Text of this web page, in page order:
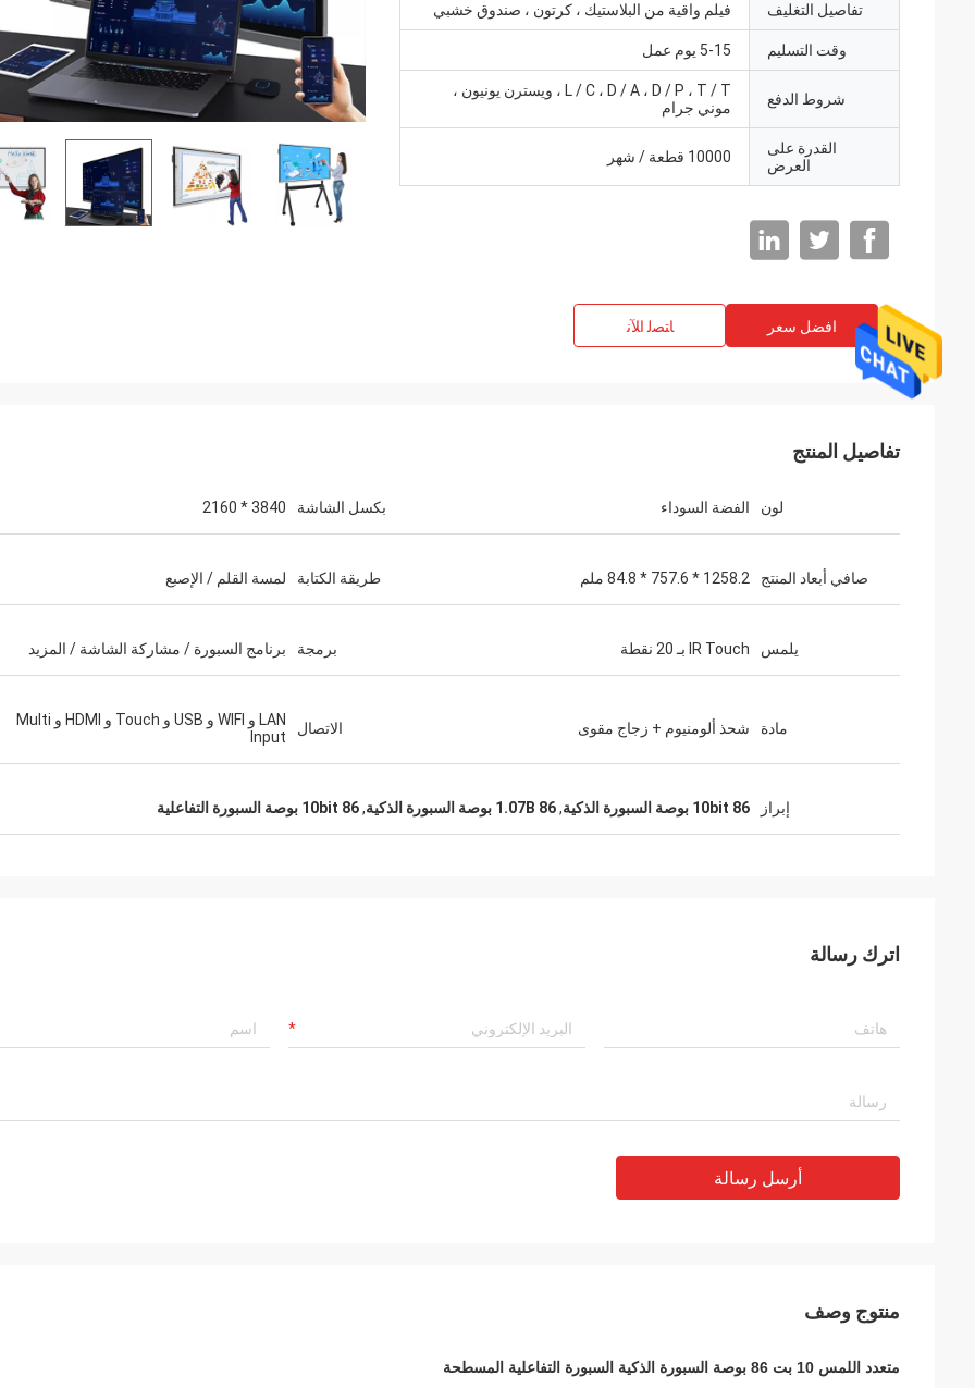
بالمنتج ... أبحث عن مقدمة لمزيد من
تفاصيل التغليف فيلم واقية من البلاستيك ، كرتون ، صندوق خشبي
وقت التسليم 5-15 يوم عمل
شروط الدفع
L / C ، D / A ، D / P ، T / T ، ويسترن يونيون ،
موني جرام
القدرة على
العرض
10000 قطعة / شهر
افضل سعر ﺎﺘﺼﻟ ﺍﻶﻧ
تفاصيل المنتج
لون الفضة السوداء بكسل الشاشة 3840 * 2160
صافي أبعاد المنتج 1258.2 * 757.6 * 84.8 ملم طريقة الكتابة لمسة القلم / الإصبع
يلمس IR Touch بـ 20 نقطة برمجة برنامج السبورة / مشاركة الشاشة / المزيد
مادة شحذ ألومنيوم + زجاج مقوى الاتصال
LAN و WIFI و USB و Touch و HDMI و Multi
Input
إبراز 10bit 86 بوصة السبورة الذكية ,1.07B 86 بوصة السبورة الذكية ,10bit 86 بوصة السبورة التفاعلية
اترك رسالة
أرسل رسالة
منتوج وصف
متعدد اللمس 10 بت 86 بوصة السبورة الذكية السبورة التفاعلية المسطحة